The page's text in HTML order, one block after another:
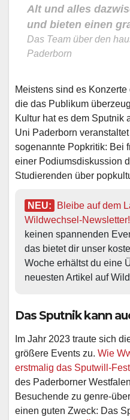
Alt und alles
und bieten einen
Das Team über den
Paderborn
Meistens sind es
die das Publikum
Kultur hat es dem Sputnik
Uni Paderborn
sogenannte Popkritik: Bei
einer Podiumsdiskussion
Studierenden über
NEU:
Bleibe auf dem
Wildwechsel-Newsletter!
keinen spannenden
das bietet dir unser
Woche erhältst du eine
neuesten Artikel auf
Das Sputnik kann
Im Jahr 2023 traute sich
größere Events zu. Wie
erstmalig das Sputwill-
des Paderborner
Besuchende zu genre-
einen guten Zweck: Das